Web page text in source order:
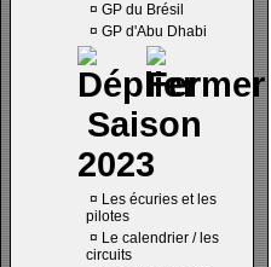
¤ GP du Brésil
¤ GP d'Abu Dhabi
Saison
2023
¤ Les écuries et les
pilotes
¤ Le calendrier / les
circuits